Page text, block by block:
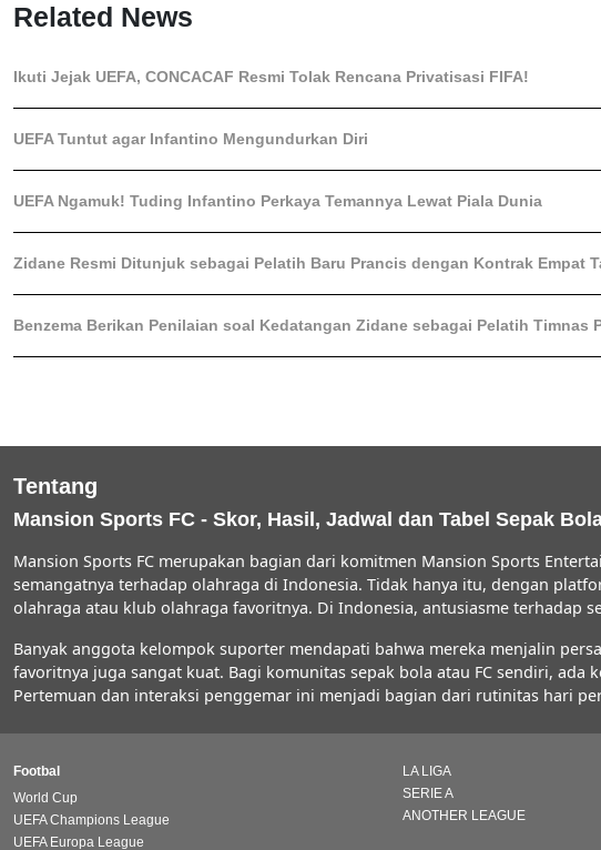
Related News
Ikuti Jejak UEFA, CONCACAF Resmi Tolak Rencana Privatisasi FIFA!
UEFA Tuntut agar Infantino Mengundurkan Diri
UEFA Ngamuk! Tuding Infantino Perkaya Temannya Lewat Piala Dunia
Zidane Resmi Ditunjuk sebagai Pelatih Baru Prancis dengan Kontrak Empat
Benzema Berikan Penilaian soal Kedatangan Zidane sebagai Pelatih Timnas
Tentang
Mansion Sports FC - Skor, Hasil, Jadwal dan Tabel Sepak
Mansion Sports FC merupakan bagian dari komitmen Mansion Sports
semangatnya terhadap olahraga di Indonesia. Tidak hanya itu, dengan
olahraga atau klub olahraga favoritnya. Di Indonesia, antusiasme terhadap
Banyak anggota kelompok suporter mendapati bahwa mereka menjalin
favoritnya juga sangat kuat. Bagi komunitas sepak bola atau FC sendiri,
Pertemuan dan interaksi penggemar ini menjadi bagian dari rutinitas hari
Footbal
World Cup
UEFA Champions League
UEFA Europa League
LA LIGA
SERIE A
ANOTHER LEAGUE